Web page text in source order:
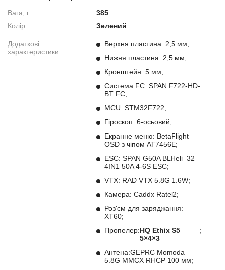
Вага, г
385
Колір
Зелений
Додаткові
характеристики
Верхня пластина: 2,5 мм;
Нижня пластина: 2,5 мм;
Кронштейн: 5 мм;
Система FC: SPAN F722-HD-
BT FC;
MCU: STM32F722;
Гіроскоп: 6-осьовий;
Екранне меню: BetaFlight
OSD з чіпом AT7456E;
ESC: SPAN G50A BLHeli_32
4IN1 50A 4-6S ESC;
VTX: RAD VTX 5.8G 1.6W;
Камера: Caddx Ratel2;
Роз'єм для заряджання:
XT60;
Пропелер:HQ Ethix S5
5×4×3
;
Антена:GEPRC Momoda
5.8G MMCX RHCP 100 мм;